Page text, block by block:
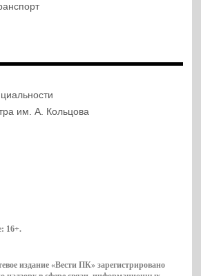
им. А. Кольцова
16+.
издание «Вести ПК» зарегистрировано